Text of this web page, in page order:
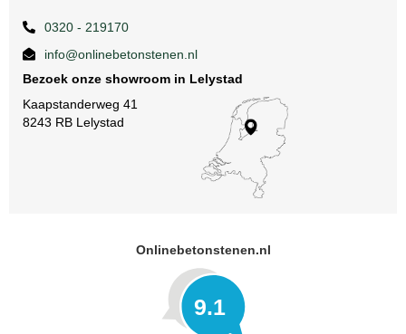
0320 - 219170
info@onlinebetonstenen.nl
Bezoek onze showroom in Lelystad
Kaapstanderweg 41
8243 RB Lelystad
Onlinebetonstenen.nl
9.1